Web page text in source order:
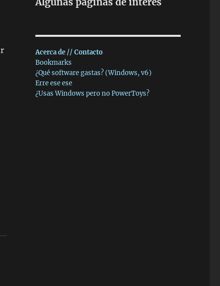
Acerca de // Contacto
Bookmarks
¿Qué software gastas? (Windows, v6)
Erre ese ese
¿Usas Windows pero no PowerToys?